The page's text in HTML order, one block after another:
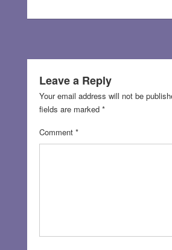
Leave a Reply
Your email address will not be
fields are marked *
Comment *